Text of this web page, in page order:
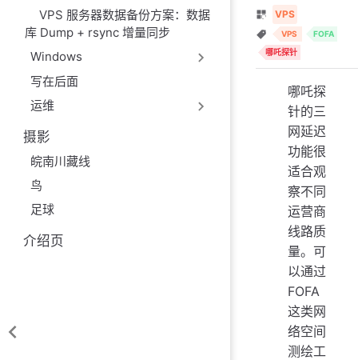
VPS 服务器数据备份方案：数据
库 Dump + rsync 增量同步
Windows
写在后面
运维
摄影
皖南川藏线
鸟
足球
介绍页
VPS
VPS
FOFA
哪吒探针
哪吒探
针的三
网延迟
功能很
适合观
察不同
运营商
线路质
量。可
以通过
FOFA
这类网
络空间
测绘工